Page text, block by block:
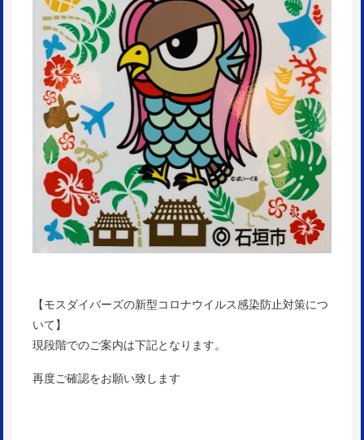
【モスダイバーズの新型コロナウイルス感染防止対策につ
いて】
現段階でのご案内は下記となります。
再度ご確認をお願い致します